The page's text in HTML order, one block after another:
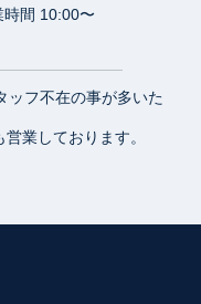
間 10:00〜
ッフ不在の事が多いた
業しております。